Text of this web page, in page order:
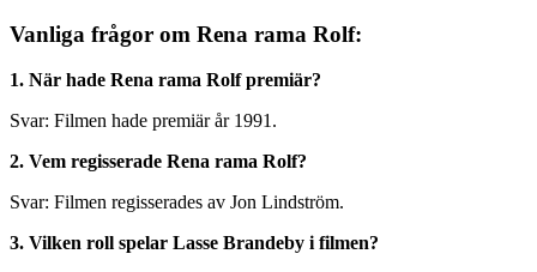
Vanliga frågor om Rena rama Rolf:
1. När hade Rena rama Rolf premiär?
Svar: Filmen hade premiär år 1991.
2. Vem regisserade Rena rama Rolf?
Svar: Filmen regisserades av Jon Lindström.
3. Vilken roll spelar Lasse Brandeby i filmen?